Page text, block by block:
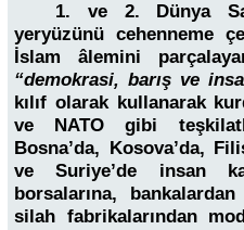
1. ve 2. Dünya
yeryüzünü cehenneme
İslam âlemini
“demokrasi, barış ve
kılıf olarak kullanarak
ve NATO gibi
Bosna’da, Kosova’da,
ve Suriye’de insan
borsalarına,
silah fabrikalarından